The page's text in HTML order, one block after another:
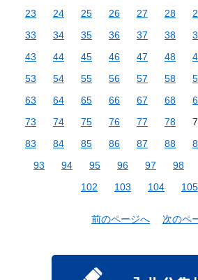
23
24 25 26 27 28
33
34 35 36 37 38
43
44 45 46 47 48
53
54 55 56 57 58
63
64 65 66 67 68
73
74 75 76 77 78
83
84 85 86 87 88
93
94 95 96 97 98
102
103 104 105
前のページへ 次のペ